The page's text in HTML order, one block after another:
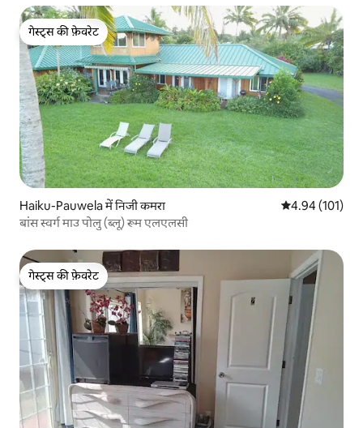
गेस्ट्स की फ़ेवरेट
गेस्ट्स की फ़ेवरेट
Haiku-Pauwela में निजी कमरा औसत रेटिंग 5 में से
4.94 (101)
बांस स्वर्ग माउ पोलु (ब्लू) रूम एलएलसी
गेस्ट्स की फ़ेवरेट
गेस्ट्स की फ़ेवरेट